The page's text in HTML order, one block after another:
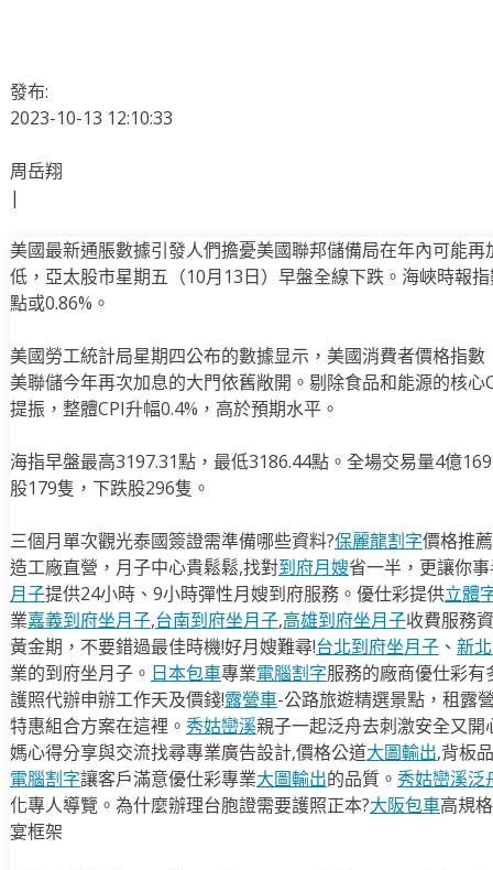
發布:
2023-10-13 12:10:33
周岳翔
|
美國最新通脹數據引發人們擔憂美國聯邦儲備局在年內可能
低，亞太股市星期五（10月13日）早盤全線下跌。海峽時報
點或0.86%。
美國勞工統計局星期四公布的數據显示，美國消費者價格指
美聯儲今年再次加息的大門依舊敞開。剔除食品和能源的核
提振，整體CPI升幅0.4%，高於預期水平。
海指早盤最高3197.31點，最低3186.44點。全場交易量4億
股179隻，下跌股296隻。
三個月單次觀光泰國簽證需準備哪些資料?保麗龍割字價格推
造工廠直營，月子中心貴鬆鬆,找對到府月嫂省一半，更讓你事
月子提供24小時、9小時彈性月嫂到府服務。優仕彩提供立體
業嘉義到府坐月子,台南到府坐月子,高雄到府坐月子收費服務
黃金期，不要錯過最佳時機!好月嫂難尋!台北到府坐月子、 新
業的到府坐月子。 日本包車專業電腦割字服務的廠商優仕彩
護照代辦申辦工作天及價錢!露營車-公路旅遊精選景點，租露
特惠組合方案在這裡。 秀姑巒溪親子一起泛舟去​刺激安全又
媽心得分享與交流找尋專業廣告設計,價格公道大圖輸出,背板
電腦割字讓客戶滿意優仕彩專業大圖輸出的品質。 秀姑巒溪泛
化專人導覽。為什麼辦理台胞證需要護照正本?大阪包車高規
宴框架